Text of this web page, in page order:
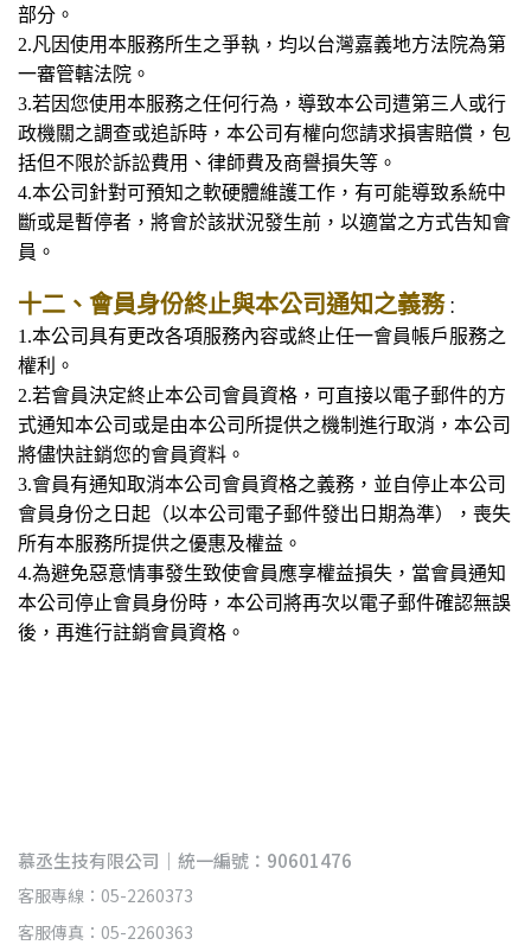
部分。
2.凡因使用本服務所生之爭執，均以台灣嘉義地方法院為第
一審管轄法院。
3.若因您使用本服務之任何行為，導致本公司遭第三人或行
政機關之調查或追訴時，本公司有權向您請求損害賠償，包
括但不限於訴訟費用、律師費及商譽損失等。
4.本公司針對可預知之軟硬體維護工作，有可能導致系統中
斷或是暫停者，將會於該狀況發生前，以適當之方式告知會
員。
十二、會員身份終止與本公司通知之義務：
1.本公司具有更改各項服務內容或終止任一會員帳戶服務之
權利。
2.若會員決定終止本公司會員資格，可直接以電子郵件的方
式通知本公司或是由本公司所提供之機制進行取消，本公司
將儘快註銷您的會員資料。
3.會員有通知取消本公司會員資格之義務，並自停止本公司
會員身份之日起（以本公司電子郵件發出日期為準），喪失
所有本服務所提供之優惠及權益。
4.為避免惡意情事發生致使會員應享權益損失，當會員通知
本公司停止會員身份時，本公司將再次以電子郵件確認無誤
後，再進行註銷會員資格。
慕丞生技有限公司｜統一編號：90601476
客服專線：05-2260373
客服傳真：05-2260363